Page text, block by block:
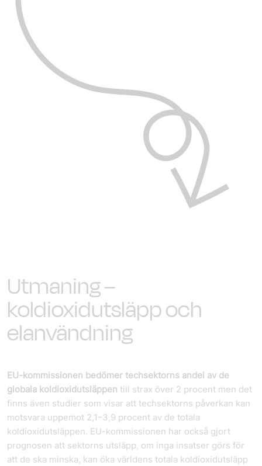
Utmaning –
koldioxidutsläpp och
elanvändning
EU-kommissionen bedömer techsektorns andel av de
globala koldioxidutsläppen till strax över 2 procent men det
finns även studier som visar att techsektorns påverkan kan
motsvara uppemot 2,1–3,9 procent av de totala
koldioxidutsläppen. EU-kommissionen har också gjort
prognosen att sektorns utsläpp, om inga insatser görs för
att de ska minska, kan öka världens totala koldioxidutsläpp